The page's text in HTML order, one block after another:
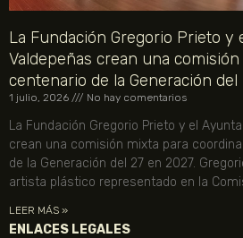
La Fundación Gregorio Prieto y
Valdepeñas crean una
centenario de la Generación del
1 julio, 2026 No hay comentarios
La Fundación Gregorio Prieto y el
crean una comisión mixta para
de la Generación del 27 en 2027.
artista plástico representado en la
LEER MÁS »
ENLACES LEGALES